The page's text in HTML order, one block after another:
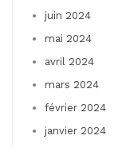
juin 2024
mai 2024
avril 2024
mars 2024
février 2024
janvier 2024